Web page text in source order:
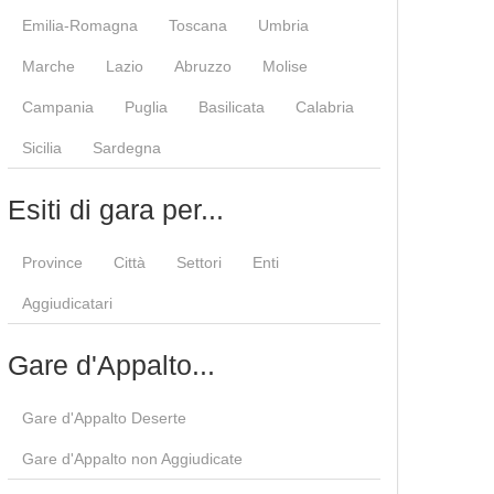
Emilia-Romagna Toscana Umbria
Marche Lazio Abruzzo Molise
Campania Puglia Basilicata Calabria
Sicilia Sardegna
Esiti di gara per...
Province Città Settori Enti
Aggiudicatari
Gare d'Appalto...
Gare d'Appalto Deserte
Gare d'Appalto non Aggiudicate